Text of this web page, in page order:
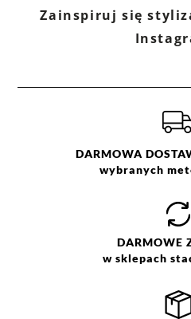
Zainspiruj się
DARMOWA
wybranych
DARMOWE
w sklepach